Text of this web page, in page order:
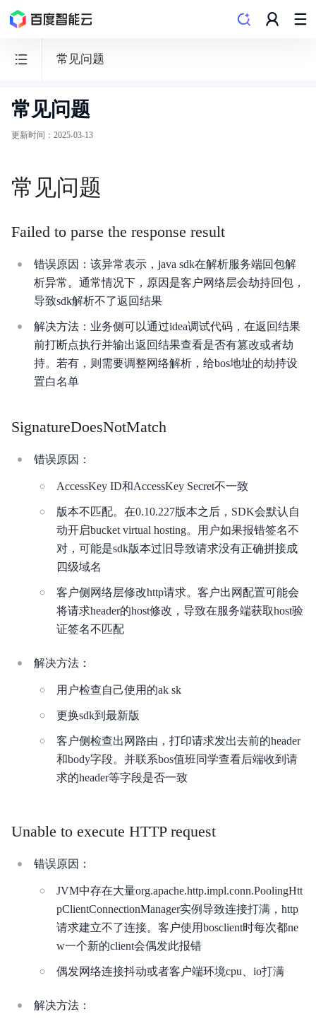
常见问题
BOS
对
储
功能发布记录
产品公告
安全与合规
产品描述
快速入门
视频专区
控制台操作指南
开发者指南
数据处理
数据魔方
AWS S3 兼容
周边工具
常见问题
服务等级协议SLA
相关协议
常见问题
更新时间 ： 2025-03-13
常见问题
Failed to parse the response result
错误原因：该异常表示，java sdk在解析服务端回包解
析异常。通常情况下，原因是客户网络层会劫持回包，
导致sdk解析不了返回结果
解决方法：业务侧可以通过idea调试代码，在返回结果
前打断点执行并输出返回结果查看是否有篡改或者劫
持。若有，则需要调整网络解析，给bos地址的劫持设
置白名单
SignatureDoesNotMatch
错误原因：
AccessKey ID和AccessKey Secret不一致
版本不匹配。在0.10.227版本之后，SDK会默认自
动开启bucket virtual hosting。用户如果报错签名不
对，可能是sdk版本过旧导致请求没有正确拼接成
四级域名
客户侧网络层修改http请求。客户出网配置可能会
将请求header的host修改，导致在服务端获取host验
证签名不匹配
解决方法：
用户检查自己使用的ak sk
更换sdk到最新版
客户侧检查出网路由，打印请求发出去前的header
和body字段。并联系bos值班同学查看后端收到请
求的header等字段是否一致
Unable to execute HTTP request
错误原因：
JVM中存在大量org.apache.http.impl.conn.PoolingHtt
pClientConnectionManager实例导致连接打满，http
请求建立不了连接。客户使用bosclient时每次都ne
w一个新的client会偶发此报错
偶发网络连接抖动或者客户端环境cpu、io打满
解决方法：